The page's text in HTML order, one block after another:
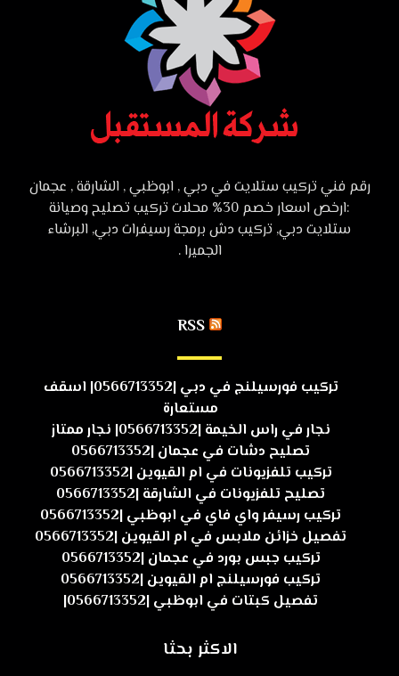
رقم فني تركيب ستلايت في دبي , ابوظبي , الشارقة , عجمان
:ارخص اسعار خصم 30% محلات تركيب تصليح وصيانة
ستلايت دبي, تركيب دش برمجة رسيفرات دبي, البرشاء
الجميرا .
RSS
تركيب فورسيلنج في دبي |0566713352| اسقف
مستعارة
نجار في راس الخيمة |0566713352| نجار ممتاز
تصليح دشات في عجمان |0566713352
تركيب تلفزيونات في ام القيوين |0566713352
تصليح تلفزيونات في الشارقة |0566713352
تركيب رسيفر واي فاي في ابوظبي |0566713352
تفصيل خزائن ملابس في ام القيوين |0566713352
تركيب جبس بورد في عجمان |0566713352
تركيب فورسيلنج ام القيوين |0566713352
تفصيل كبتات في ابوظبي |0566713352|
الاكثر بحثا